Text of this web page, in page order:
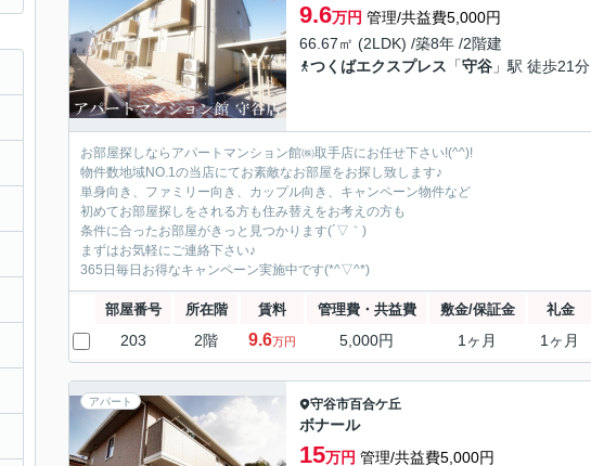
9.6万円 管理/共益費5,000円
66.67㎡ (2LDK) /築8年 /2階建
つくばエクスプレス 「守谷 」駅 徒歩21分
お部屋探しならアパートマンション館㈱取手店にお任せ下さい!(^^)!
物件数地域NO.1の当店にてお素敵なお部屋をお探し致します♪
単身向き、ファミリー向き、カップル向き、キャンペーン物件など
初めてお部屋探しをされる方も住み替えをお考えの方も
条件に合ったお部屋がきっと見つかります(´▽｀)
まずはお気軽にご連絡下さい♪
365日毎日お得なキャンペーン実施中です(*^▽^*)
部屋番号 所在階 賃料 管理費・共益費 敷金/保証金 礼金
203 2階 9.6万円 5,000円 1ヶ月 1ヶ月
アパート 守谷市百合ケ丘
ボナール
15万円 管理/共益費5,000円